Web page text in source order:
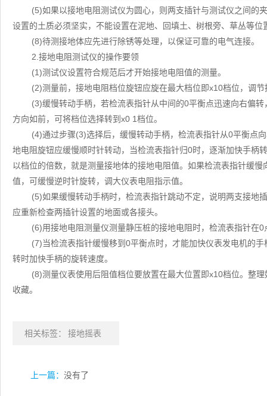
(5)如果以接地电阻测试仪为圆心，则两支插针与测试仪之间的
设置的土质必须坚实，不能设置在泥地、回填土、树根旁、草丛等
(8)待测接地体应先进行除锈等处理，以保证可靠的电气连接。
2.接地电阻测试仪的操作要领
(1)测试仪设置符合规范后才开始接地电阻值的测量。
(2)测量前，接地电阻档位旋钮应旋在最大档位即x10档位，调
(3)缓慢转动手柄，若检流表指针从中间的0平衡点迅速向右偏
方向如前，可将档位选择转到x0 1档位。
(4)通过步骤(3)选择后，缓慢转动手柄，检流表指针从0平衡点
地电阻旋钮应缓慢顺时针转动，当检流表指针归0时，逐渐加快手柄
以档位的倍数，就是测量接地体的接地电阻值。如果检流表指针缓
值，可缓慢逆时针旋转，调大仪表电阻指示值。
(5)如果缓慢转动手柄时，检流表指针跳动不定，说明两支接地
应重新检查两插针设置的地面或各接头。
(6)用接地电阻测量仪测量静压桩的接地电阻时，检流表指针在
(7)当检流表指针缓慢移到0平衡点时，才能加快仪表发电机的
转时加快手柄的旋转速度。
(8)测量仪表使用后阻值档位要放置在最大位置即x10档位。整
收藏。
相关标签： 接地摇表
上一篇： 没有了